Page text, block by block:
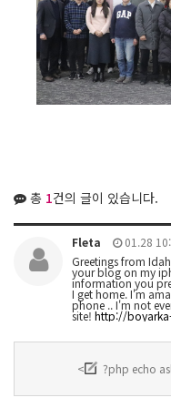
총 1건의 글이 있습니다.
Fleta
01.28
Greetings from
your blog on my
information you
I get home. I'm
phone .. I'm not
site! http://
< ?php echo